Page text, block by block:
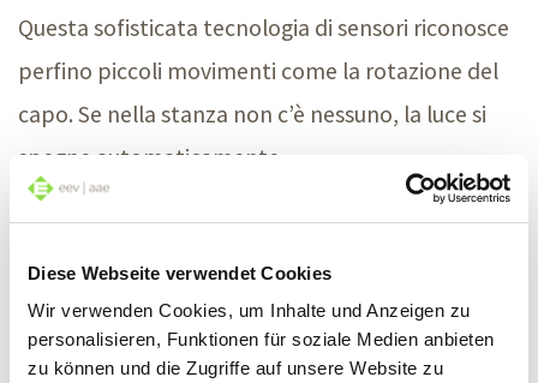
Diese Webseite verwendet Cookies
Wir verwenden Cookies, um Inhalte und Anzeigen zu
personalisieren, Funktionen für soziale Medien anbieten
zu können und die Zugriffe auf unsere Website zu
Questa sofisticata tecnologia di sensori riconosce
perfino piccoli movimenti come la rotazione del
capo. Se nella stanza non c’è nessuno, la luce si
spegne automaticamente.
Simulatore di presenza
Un altro tipo di sicurezza è fornito dal
simulatore di presenza. Come suggerisce il